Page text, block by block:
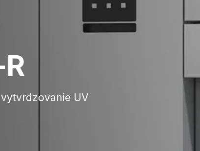
vytvrdzovanie UV